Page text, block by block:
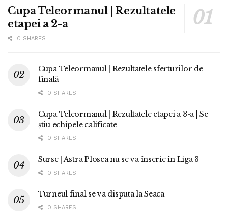
Cupa Teleormanul | Rezultatele
etapei a 2-a
0 SHARES
Cupa Teleormanul | Rezultatele sferturilor de
finală
0 SHARES
Cupa Teleormanul | Rezultatele etapei a 3-a | Se
știu echipele calificate
0 SHARES
Surse | Astra Plosca nu se va înscrie în Liga 3
0 SHARES
Turneul final se va disputa la Seaca
0 SHARES